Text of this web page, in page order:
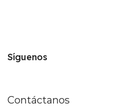
Síguenos
Contáctanos